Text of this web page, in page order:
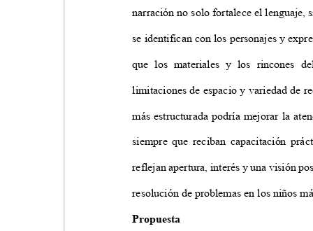
narración no solo fortalece el
se identifican con los personajes y
que los materiales y los rincones
limitaciones de espacio y variedad de
más estructurada podría mejorar la
siempre que reciban capacitación
reflejan apertura, interés y una visión
resolución de problemas en los niños
Propuesta